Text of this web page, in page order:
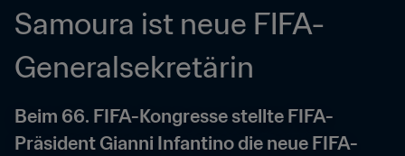
Samoura ist neue FIFA-
Generalsekretärin
Beim 66. FIFA-Kongresse stellte FIFA-
Präsident Gianni Infantino die neue FIFA-